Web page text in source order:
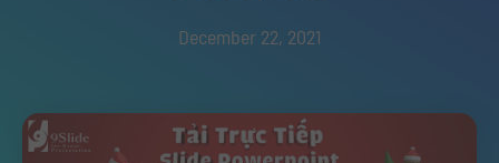
December 22, 2021